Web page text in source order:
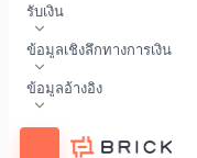
รับเงิน
ข้อมูลเชิงลึกทางการเงิน
ข้อมูลอ้างอิง